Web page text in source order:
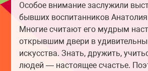
Особое внимание заслужили
бывших воспитанников
Многие считают его мудрым
открывшим двери в
искусства. Знать, дружить,
людей — настоящее счастье.